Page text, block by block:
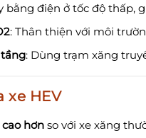
bằng điện ở tốc độ thấp,
: Thân thiện với môi
: Dùng trạm xăng
xe HEV
hơn so với xe xăng